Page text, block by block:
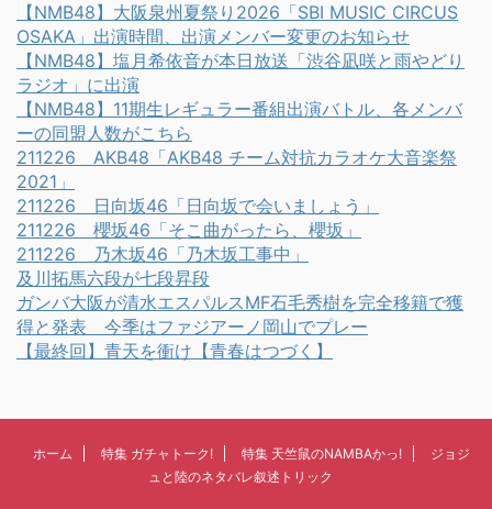
【NMB48】大阪泉州夏祭り2026「SBI MUSIC CIRCUS
OSAKA」出演時間、出演メンバー変更のお知らせ
【NMB48】塩月希依音が本日放送「渋谷凪咲と雨やどり
ラジオ」に出演
【NMB48】11期生レギュラー番組出演バトル、各メンバ
ーの同盟人数がこちら
211226 AKB48「AKB48 チーム対抗カラオケ大音楽祭
2021」
211226 日向坂46「日向坂で会いましょう」
211226 櫻坂46「そこ曲がったら、櫻坂」
211226 乃木坂46「乃木坂工事中」
及川拓馬六段が七段昇段
ガンバ大阪が清水エスパルスMF石毛秀樹を完全移籍で獲
得と発表 今季はファジアーノ岡山でプレー
【最終回】青天を衝け【青春はつづく】
ホーム 特集 ガチャトーク! 特集 天竺鼠のNAMBAかっ!
ジョジ
ュと陸のネタバレ叙述トリック